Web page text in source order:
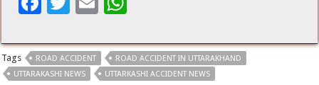
e
b
tt
er
ai
l
at
sA
Tags ROAD ACCIDENT
ROAD ACCIDENT IN UTTARAKHAND
UTTARAKASHI NEWS
UTTARKASHI ACCIDENT NEWS